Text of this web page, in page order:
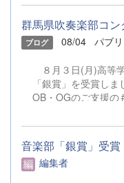
断し、行動できる生
まいります。
群馬県吹奏楽部コ
ブログ 08/04 パブ
８月３日(月)高等
「銀賞」を受賞し
OB・OGのご支援の
うございました。
は、ソロやアンサン
て始動します。引き
願いいたします。
音楽部「銀賞」受賞
編集者